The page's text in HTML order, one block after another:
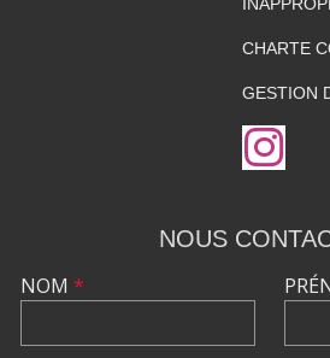
CHARTE
GESTION
NOUS
NOM *